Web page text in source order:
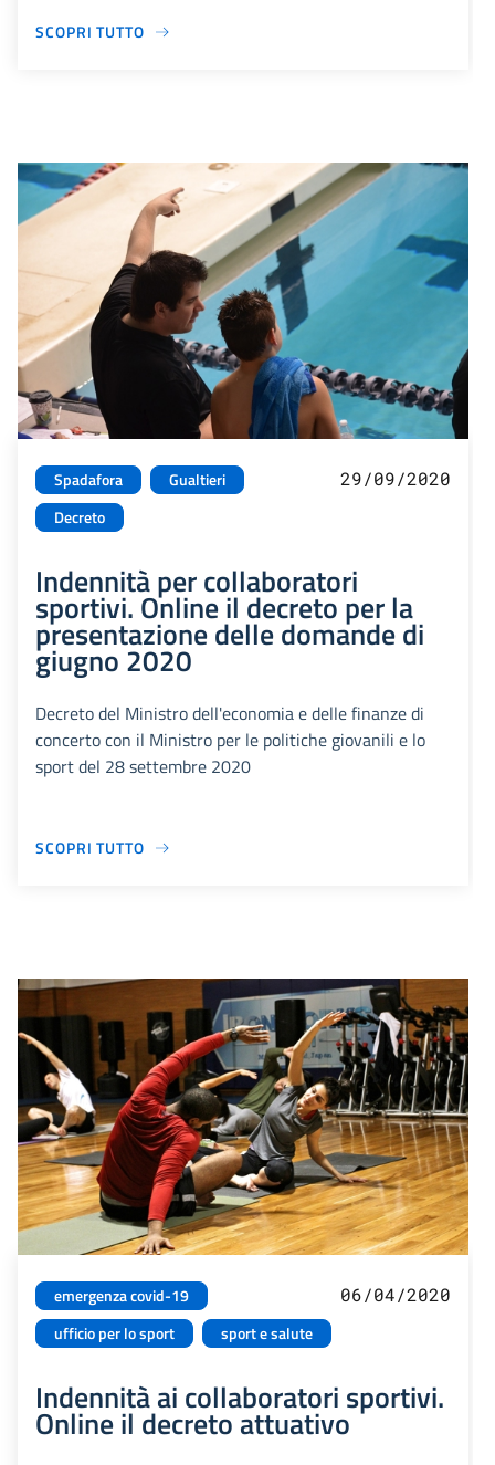
SCOPRI TUTTO
Spadafora
Gualtieri
Decreto
29/09/2020
Indennità per collaboratori
sportivi. Online il decreto per la
presentazione delle domande di
giugno 2020
Decreto del Ministro dell'economia e delle finanze di
concerto con il Ministro per le politiche giovanili e lo
sport del 28 settembre 2020
SCOPRI TUTTO
emergenza covid-19
ufficio per lo sport
sport e salute
06/04/2020
Indennità ai collaboratori sportivi.
Online il decreto attuativo